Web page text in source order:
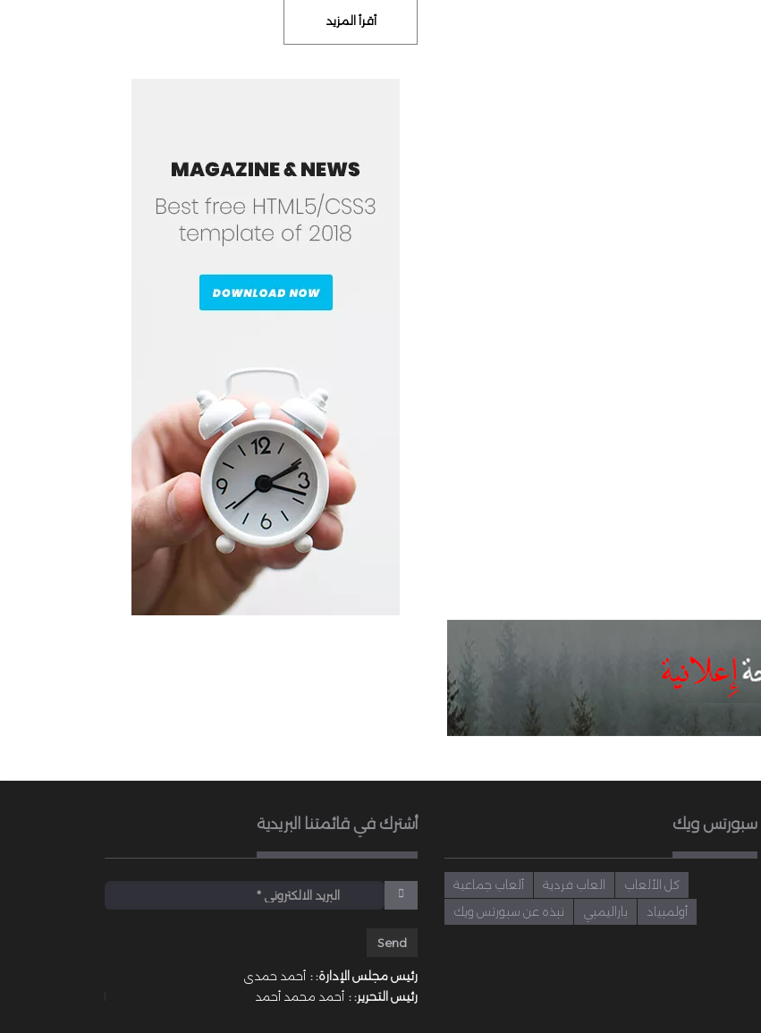
أقرأ المزيد
سبورتس ويك
ألعاب جماعية العاب فردية
كل الألعاب
نبذه عن سبورتس ويك
باراليمبي أولمبياد
أشترك في قائمتنا البريدية
رئيس مجلس الإدارة: : أحمد حمدى
رئيس التحرير: : أحمد محمد أحمد